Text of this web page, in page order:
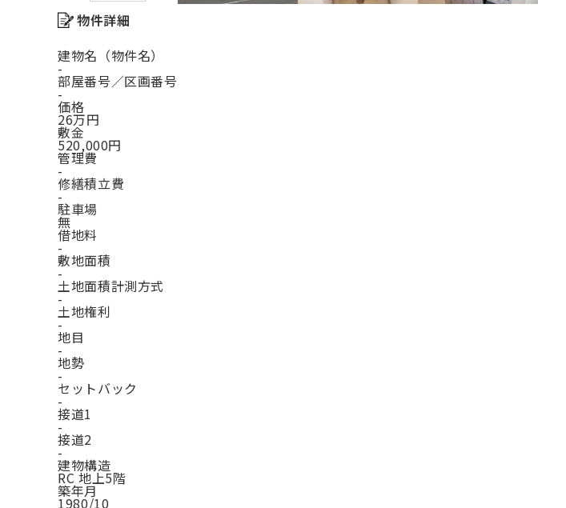
物件詳細
建物名（物件名）
-
部屋番号／区画番号
-
価格
26万円
敷金
520,000円
管理費
-
修繕積立費
-
駐車場
無
借地料
-
敷地面積
-
土地面積計測方式
-
土地権利
-
地目
-
地勢
-
セットバック
-
接道1
-
接道2
-
建物構造
RC 地上5階
築年月
1980/10